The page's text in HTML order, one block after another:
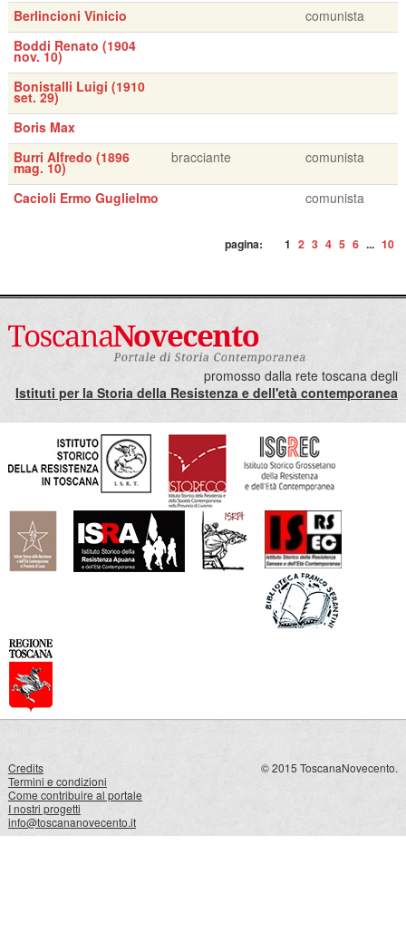
Berlincioni Vinicio
comunista
Boddi Renato (1904
nov. 10)
Bonistalli Luigi (1910
set. 29)
Boris Max
Burri Alfredo (1896
mag. 10)
bracciante comunista
Cacioli Ermo Guglielmo comunista
pagina: 1 2 3 4 5 6 ... 10
promosso dalla rete toscana degli
Istituti per la Storia della Resistenza e dell'età contemporanea
Credits
Termini e condizioni
Come contribuire al portale
I nostri progetti
info@toscananovecento.it
© 2015 ToscanaNovecento.